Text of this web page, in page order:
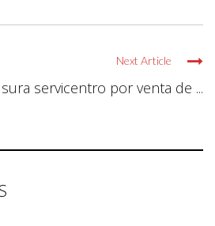
Next Article
servicentro por venta de ...